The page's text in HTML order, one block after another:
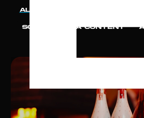
Alle
Social Media Content